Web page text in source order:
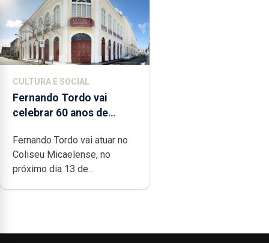
CULTURA E SOCIAL
Fernando Tordo vai
celebrar 60 anos de
Micaelense
Fernando Tordo vai atuar no
Coliseu Micaelense, no
próximo dia 13 de...